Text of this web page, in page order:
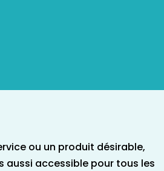
ou un produit désirable,
aussi accessible pour tous les